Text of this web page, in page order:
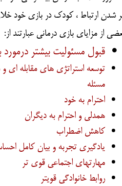
شدن ارتباط ، کودک در بازی خود
از مزایای بازی درمانی عبارتند از:
قبول مسئولیت بیشتر درمورد
توسعه استراتژی های مقابله ای
مسئله
احترام به خود
همدلی و احترام به دیگران
کاهش اضطراب
یادگیری تجربه و بیان کامل
مهارتهای اجتماعی قوی تر
روابط خانوادگی قویتر